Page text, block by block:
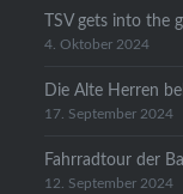
TSV gets into the
4. Oktober 2024
Die Alte Herren
17. September 2024
Fahrradtour der
12. September 2024